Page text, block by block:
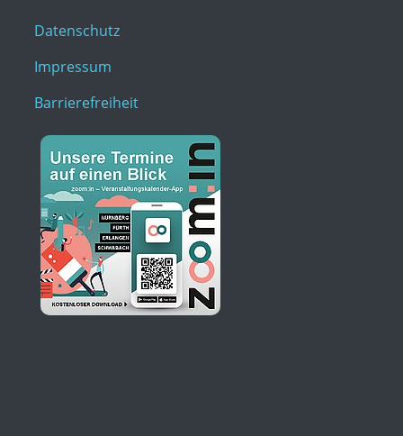
Datenschutz
Impressum
Barrierefreiheit